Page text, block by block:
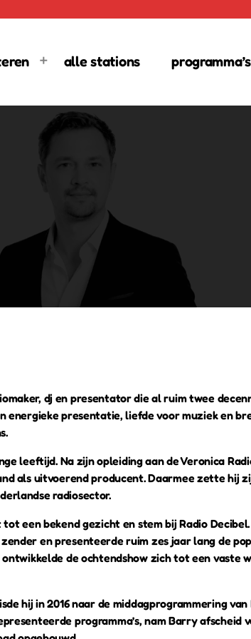
alle stations programma’s
dj en presentator die al ruim twee
energieke presentatie, liefde voor muziek en
leeftijd. Na zijn opleiding aan de Veronica
als uitvoerend producent. Daarmee zette hij
radiosector.
een bekend gezicht en stem bij Radio
en presenteerde ruim zes jaar lang de
de ochtendshow zich tot een vaste
hij in 2016 naar de middagprogrammering van
programma’s, nam Barry afscheid